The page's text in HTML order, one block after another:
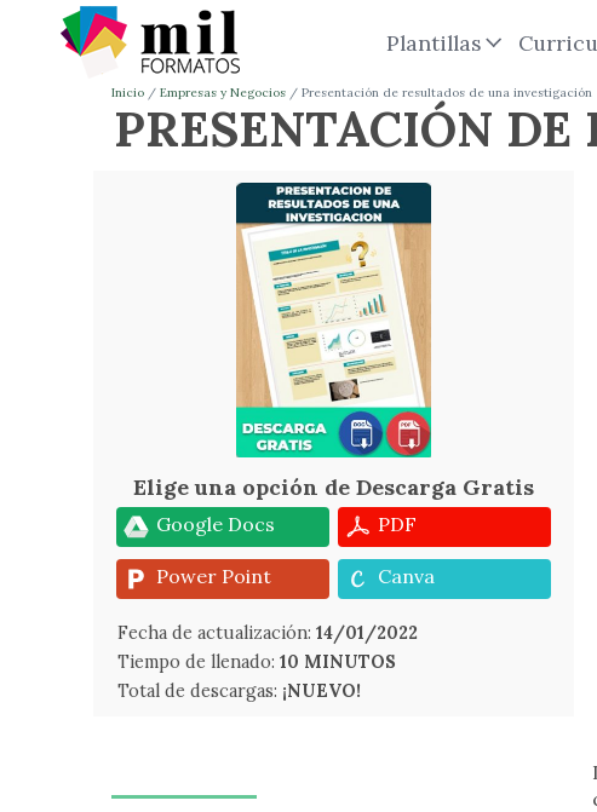
Plantillas
Inicio Empresas y Negocios Presentación de resultados de una investigación
PRESENTACIÓN
Elige una opción de Descarga Gratis
Google Docs PDF
Power Point Canva
Fecha de actualización: 14/01/2022
Tiempo de llenado: 10 MINUTOS
Total de descargas: ¡NUEVO!